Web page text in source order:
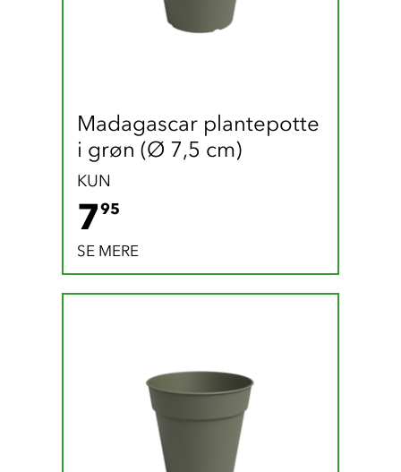
Madagascar plantepotte
i grøn (Ø 7,5 cm)
KUN
795
SE MERE